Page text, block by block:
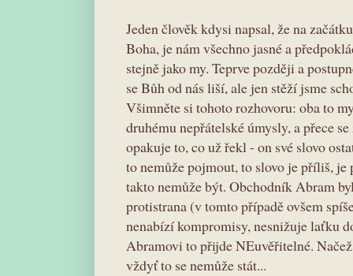
Jeden člověk kdysi napsal, že na
Boha, je nám všechno jasné a
stejně jako my. Teprve později a
se Bůh od nás liší, ale jen stěží jsme
Všimněte si tohoto rozhovoru: oba to
druhému nepřátelské úmysly, a přece
opakuje to, co už řekl - on své slovo
to nemůže pojmout, to slovo je příliš, je
takto nemůže být. Obchodník Abram
protistrana (v tomto případě ovšem
nenabízí kompromisy, nesnižuje laťku
Abramovi to přijde NEuvěřitelné.
vždyť to se nemůže stát...